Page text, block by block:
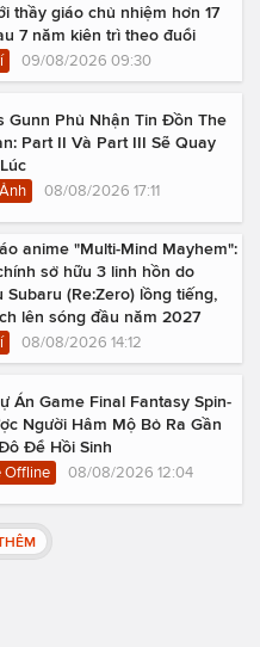
thầy giáo chủ nhiệm hơn 17
7 năm kiên trì theo đuổi
09/08/2026 09:30
Gunn Phủ Nhận Tin Đồn The
Part II Và Part III Sẽ Quay
08/08/2026 17:11
anime "Multi-Mind Mayhem":
sở hữu 3 linh hồn do
Subaru (Re:Zero) lồng tiếng,
lên sóng đầu năm 2027
08/08/2026 14:12
Án Game Final Fantasy Spin-
Người Hâm Mộ Bỏ Ra Gần
Để Hồi Sinh
Offline 08/08/2026 12:04